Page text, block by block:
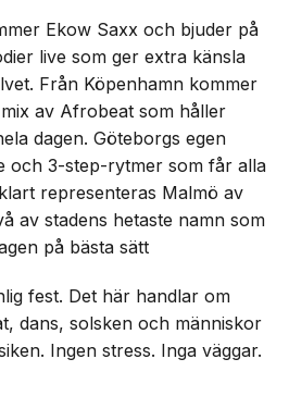
Ekow Saxx och bjuder på
live som ger extra känsla
Från Köpenhamn kommer
av Afrobeat som håller
dagen. Göteborgs egen
och 3-step-rytmer som får alla
representeras Malmö av
av stadens hetaste namn som
på bästa sätt
fest. Det här handlar om
dans, solsken och människor
Ingen stress. Inga väggar.